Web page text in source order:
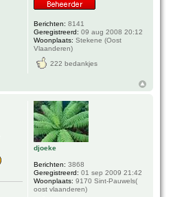
Berichten: 8141
Geregistreerd: 09 aug 2008 20:12
Woonplaats: Stekene (Oost
Vlaanderen)
222 bedankjes
djoeke
Berichten: 3868
Geregistreerd: 01 sep 2009 21:42
Woonplaats: 9170 Sint-Pauwels(
oost vlaanderen)